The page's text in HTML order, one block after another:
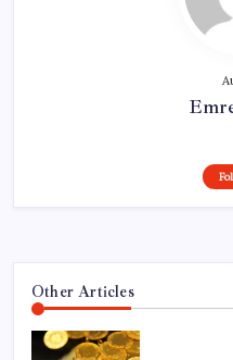
Other Articles